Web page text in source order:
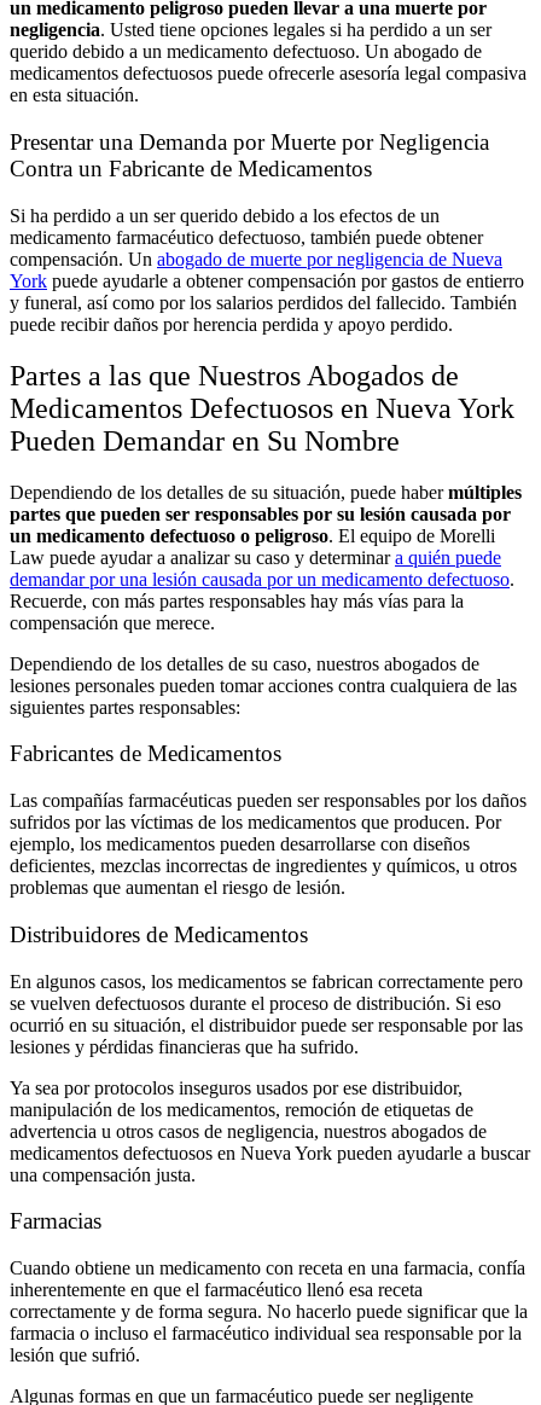
un medicamento peligroso pueden llevar a una muerte por
negligencia. Usted tiene opciones legales si ha perdido a un ser
querido debido a un medicamento defectuoso. Un abogado de
medicamentos defectuosos puede ofrecerle asesoría legal compasiva
en esta situación.
Presentar una Demanda por Muerte por Negligencia
Contra un Fabricante de Medicamentos
Si ha perdido a un ser querido debido a los efectos de un
medicamento farmacéutico defectuoso, también puede obtener
compensación. Un abogado de muerte por negligencia de Nueva
York puede ayudarle a obtener compensación por gastos de entierro
y funeral, así como por los salarios perdidos del fallecido. También
puede recibir daños por herencia perdida y apoyo perdido.
Partes a las que Nuestros Abogados de
Medicamentos Defectuosos en Nueva York
Pueden Demandar en Su Nombre
Dependiendo de los detalles de su situación, puede habermúltiples
partes que pueden ser responsables por su lesión causada por
un medicamento defectuoso o peligroso. El equipo de Morelli
Law puede ayudar a analizar su caso y determinara quién puede
demandar por una lesión causada por un medicamento defectuoso.
Recuerde, con más partes responsables hay más vías para la
compensación que merece.
Dependiendo de los detalles de su caso, nuestros abogados de
lesiones personales pueden tomar acciones contra cualquiera de las
siguientes partes responsables:
Fabricantes de Medicamentos
Las compañías farmacéuticas pueden ser responsables por los daños
sufridos por las víctimas de los medicamentos que producen. Por
ejemplo, los medicamentos pueden desarrollarse con diseños
deficientes, mezclas incorrectas de ingredientes y químicos, u otros
problemas que aumentan el riesgo de lesión.
Distribuidores de Medicamentos
En algunos casos, los medicamentos se fabrican correctamente pero
se vuelven defectuosos durante el proceso de distribución. Si eso
ocurrió en su situación, el distribuidor puede ser responsable por las
lesiones y pérdidas financieras que ha sufrido.
Ya sea por protocolos inseguros usados por ese distribuidor,
manipulación de los medicamentos, remoción de etiquetas de
advertencia u otros casos de negligencia, nuestros abogados de
medicamentos defectuosos en Nueva York pueden ayudarle a buscar
una compensación justa.
Farmacias
Cuando obtiene un medicamento con receta en una farmacia, confía
inherentemente en que el farmacéutico llenó esa receta
correctamente y de forma segura. No hacerlo puede significar que la
farmacia o incluso el farmacéutico individual sea responsable por la
lesión que sufrió.
Algunas formas en que un farmacéutico puede ser negligente